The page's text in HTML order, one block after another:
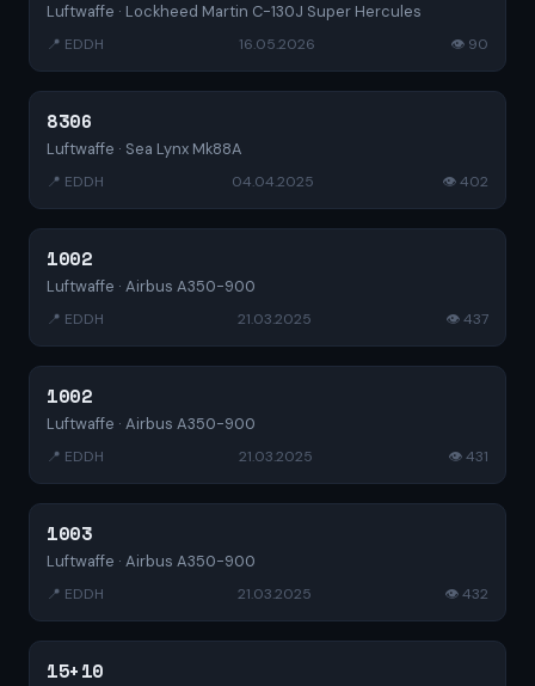
Luftwaffe · Lockheed Martin C-130J Super Hercules
📍 EDDH 16.05.2026 👁 90
8306
Luftwaffe · Sea Lynx Mk88A
📍 EDDH 04.04.2025 👁 402
1002
Luftwaffe · Airbus A350-900
📍 EDDH 21.03.2025 👁 437
1002
Luftwaffe · Airbus A350-900
📍 EDDH 21.03.2025 👁 431
1003
Luftwaffe · Airbus A350-900
📍 EDDH 21.03.2025 👁 432
15+10